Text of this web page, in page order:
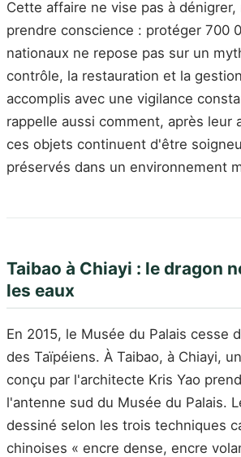
Cette affaire ne vise pas à dénigrer,
prendre conscience : protéger 700
nationaux ne repose pas sur un
contrôle, la restauration et la
accomplis avec une vigilance
rappelle aussi comment, après leur
ces objets continuent d'être
préservés dans un environnement
Taibao à Chiayi : le dragon
les eaux
En 2015, le Musée du Palais cesse
des Taïpéiens. À Taibao, à Chiayi,
conçu par l'architecte Kris Yao
l'antenne sud du Musée du Palais.
dessiné selon les trois techniques
chinoises « encre dense, encre